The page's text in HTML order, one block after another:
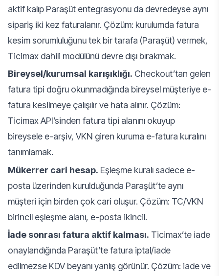
aktif kalıp Paraşüt entegrasyonu da devredeyse aynı
sipariş iki kez faturalanır. Çözüm: kurulumda fatura
kesim sorumluluğunu tek bir tarafa (Paraşüt) vermek,
Ticimax dahili modülünü devre dışı bırakmak.
Bireysel/kurumsal karışıklığı. Checkout’tan gelen
fatura tipi doğru okunmadığında bireysel müşteriye e-
fatura kesilmeye çalışılır ve hata alınır. Çözüm:
Ticimax API’sinden fatura tipi alanını okuyup
bireysele e-arşiv, VKN giren kuruma e-fatura kuralını
tanımlamak.
Mükerrer cari hesap. Eşleşme kuralı sadece e-
posta üzerinden kurulduğunda Paraşüt’te aynı
müşteri için birden çok cari oluşur. Çözüm: TC/VKN
birincil eşleşme alanı, e-posta ikincil.
İade sonrası fatura aktif kalması. Ticimax’te iade
onaylandığında Paraşüt’te fatura iptal/iade
edilmezse KDV beyanı yanlış görünür. Çözüm: iade ve